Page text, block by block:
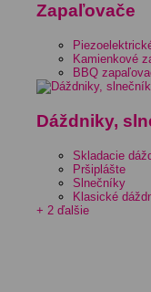
Zapaľovače
Kamienkové
BBQ
Dáždniky,
Skladacie
Pršiplášte
Slnečníky
Klasické
+ 2 ďalšie